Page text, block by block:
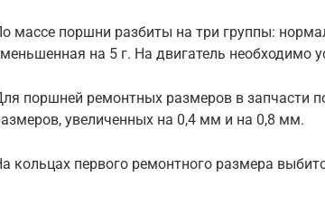
массе поршни разбиты на три группы:
на 5 г. На двигатель необходимо
поршней ремонтных размеров в запчасти
увеличенных на 0,4 мм и на 0,8 мм.
кольцах первого ремонтного размера